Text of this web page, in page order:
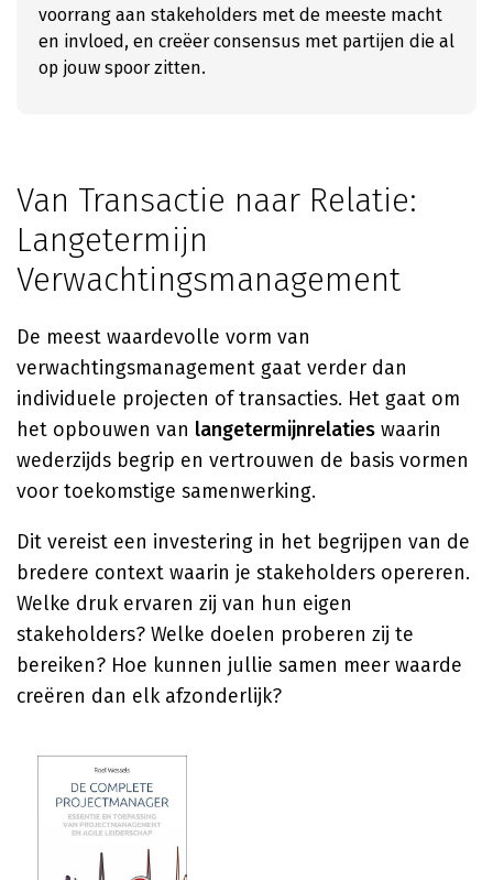
voorrang aan stakeholders met de meeste macht
en invloed, en creëer consensus met partijen die al
op jouw spoor zitten.
Van Transactie naar Relatie:
Langetermijn
Verwachtingsmanagement
De meest waardevolle vorm van
verwachtingsmanagement gaat verder dan
individuele projecten of transacties. Het gaat om
het opbouwen van langetermijnrelaties waarin
wederzijds begrip en vertrouwen de basis vormen
voor toekomstige samenwerking.
Dit vereist een investering in het begrijpen van de
bredere context waarin je stakeholders opereren.
Welke druk ervaren zij van hun eigen
stakeholders? Welke doelen proberen zij te
bereiken? Hoe kunnen jullie samen meer waarde
creëren dan elk afzonderlijk?